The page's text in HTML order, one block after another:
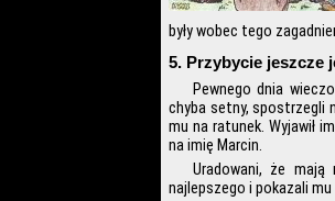
były wobec tego
5. Przybycie jeszcze
Pewnego dnia
chyba setny, spostrzegli
mu na ratunek. Wyjawił
na imię Marcin.
Uradowani, że
najlepszego i pokazali mu